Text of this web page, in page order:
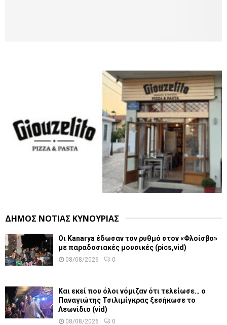
ΔΗΜΟΣ ΝΟΤΙΑΣ ΚΥΝΟΥΡΙΑΣ
Οι Kanarya έδωσαν τον ρυθμό στον «Φλοίσβο»
με παραδοσιακές μουσικές (pics,vid)
08/08/2026 0
Και εκεί που όλοι νόμιζαν ότι τελείωσε… ο
Παναγιώτης Τσιλιμίγκρας ξεσήκωσε το
Λεωνίδιο (vid)
08/08/2026 0